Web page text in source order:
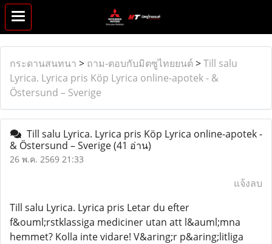
กระดานสนทนา > ถาม-ตอบกับมิตซูไทยยนต์ >Till salu
Lyrica. Lyrica pris Köp Lyrica online-apotek - &
Östersund – Sverige
Till salu Lyrica. Lyrica pris Köp Lyrica online-apotek -
& Östersund – Sverige(41 อ่าน)
26 พ.ค. 2569 21:33
แจ้งลบ
Till salu Lyrica. Lyrica pris Letar du efter
f&ouml;rstklassiga mediciner utan att l&auml;mna
hemmet? Kolla inte vidare! V&aring;r p&aring;litliga